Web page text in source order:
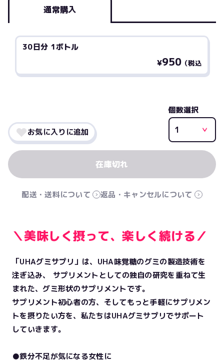
通常購入
30日分 1ボトル
¥950 （税込
個数選択
お気に入りに追加
配送・送料について 返品・キャンセルについて
＼美味しく摂って、楽しく続ける／
「UHAグミサプリ」は、UHA味覚糖のグミの製造技術を
注ぎ込み、 サプリメントとしての独自の研究を重ねて生
まれた、グミ形状のサプリメントです。
サプリメント初心者の方、そしてもっと手軽にサプリメン
トを摂りたい方を、私たちはUHAグミサプリでサポート
していきます。
●鉄分不足が気になる女性に